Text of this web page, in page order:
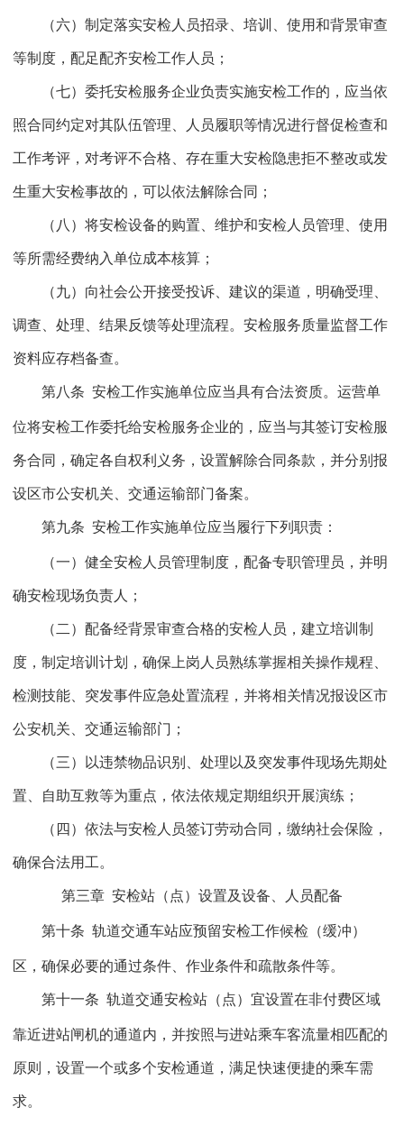
（六）制定落实安检人员招录、培训、使用和背景审查
等制度，配足配齐安检工作人员；
（七）委托安检服务企业负责实施安检工作的，应当依
照合同约定对其队伍管理、人员履职等情况进行督促检查和
工作考评，对考评不合格、存在重大安检隐患拒不整改或发
生重大安检事故的，可以依法解除合同；
（八）将安检设备的购置、维护和安检人员管理、使用
等所需经费纳入单位成本核算；
（九）向社会公开接受投诉、建议的渠道，明确受理、
调查、处理、结果反馈等处理流程。安检服务质量监督工作
资料应存档备查。
第八条 安检工作实施单位应当具有合法资质。运营单
位将安检工作委托给安检服务企业的，应当与其签订安检服
务合同，确定各自权利义务，设置解除合同条款，并分别报
设区市公安机关、交通运输部门备案。
第九条 安检工作实施单位应当履行下列职责：
（一）健全安检人员管理制度，配备专职管理员，并明
确安检现场负责人；
（二）配备经背景审查合格的安检人员，建立培训制
度，制定培训计划，确保上岗人员熟练掌握相关操作规程、
检测技能、突发事件应急处置流程，并将相关情况报设区市
公安机关、交通运输部门；
（三）以违禁物品识别、处理以及突发事件现场先期处
置、自助互救等为重点，依法依规定期组织开展演练；
（四）依法与安检人员签订劳动合同，缴纳社会保险，
确保合法用工。
第三章 安检站（点）设置及设备、人员配备
第十条 轨道交通车站应预留安检工作候检（缓冲）
区，确保必要的通过条件、作业条件和疏散条件等。
第十一条 轨道交通安检站（点）宜设置在非付费区域
靠近进站闸机的通道内，并按照与进站乘车客流量相匹配的
原则，设置一个或多个安检通道，满足快速便捷的乘车需
求。